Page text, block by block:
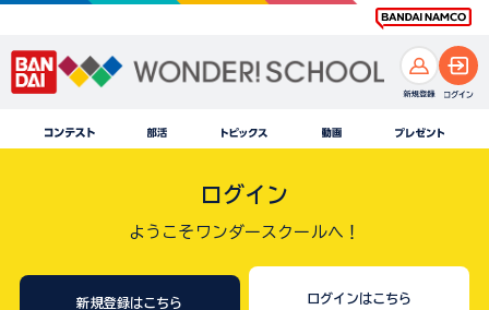
ログイン
ようこそワンダースクールへ！
新規登録はこちら ログインはこちら